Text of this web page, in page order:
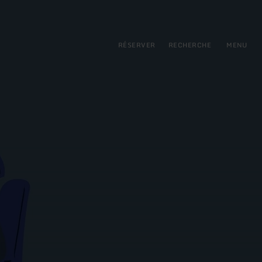
RÉSERVER RECHERCHE MENU